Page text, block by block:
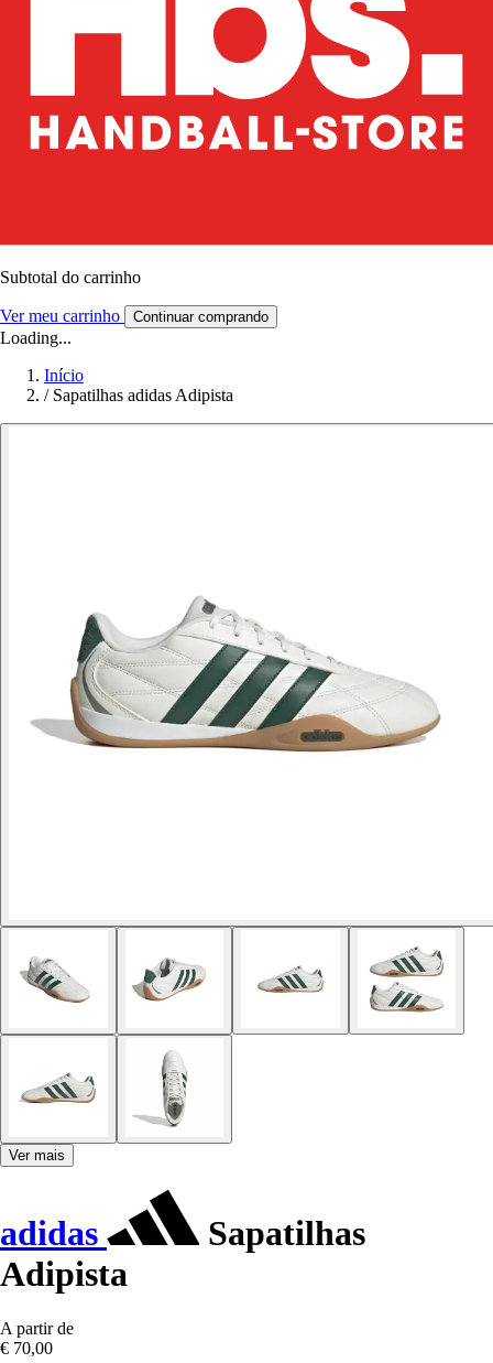
Subtotal do carrinho
Ver meu carrinho Continuar comprando
Loading...
Início
/ Sapatilhas adidas Adipista
Ver mais
adidas
Sapatilhas
Adipista
A partir de
€ 70,00